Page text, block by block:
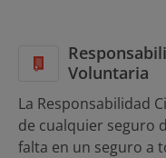
Voluntaria
La Responsabilidad
de cualquier seguro
falta en un seguro a